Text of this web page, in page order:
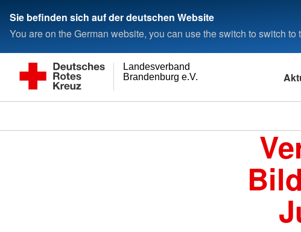
Sie befinden sich auf der deutschen Website
You are on the German website, you can use the switch to switch to
Brandenburg e.V.
Landesverband